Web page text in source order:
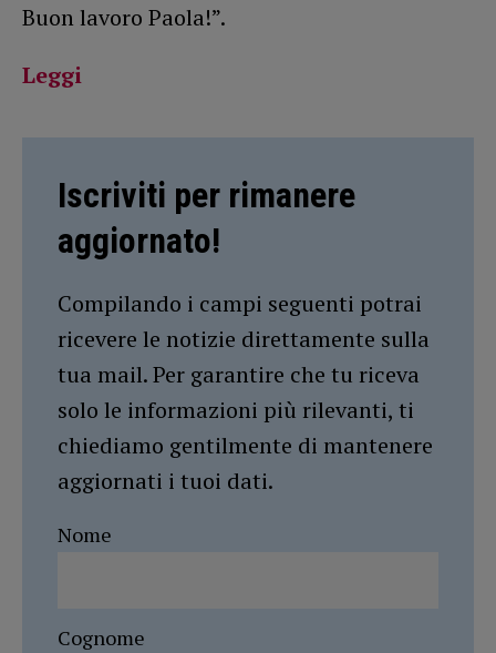
Buon lavoro Paola!”.
Leggi
Iscriviti per rimanere
aggiornato!
Compilando i campi seguenti potrai
ricevere le notizie direttamente sulla
tua mail. Per garantire che tu riceva
solo le informazioni più rilevanti, ti
chiediamo gentilmente di mantenere
aggiornati i tuoi dati.
Nome
Cognome